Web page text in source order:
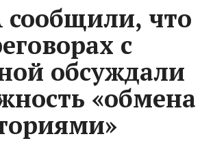
что
с
обсуждали
«обмена